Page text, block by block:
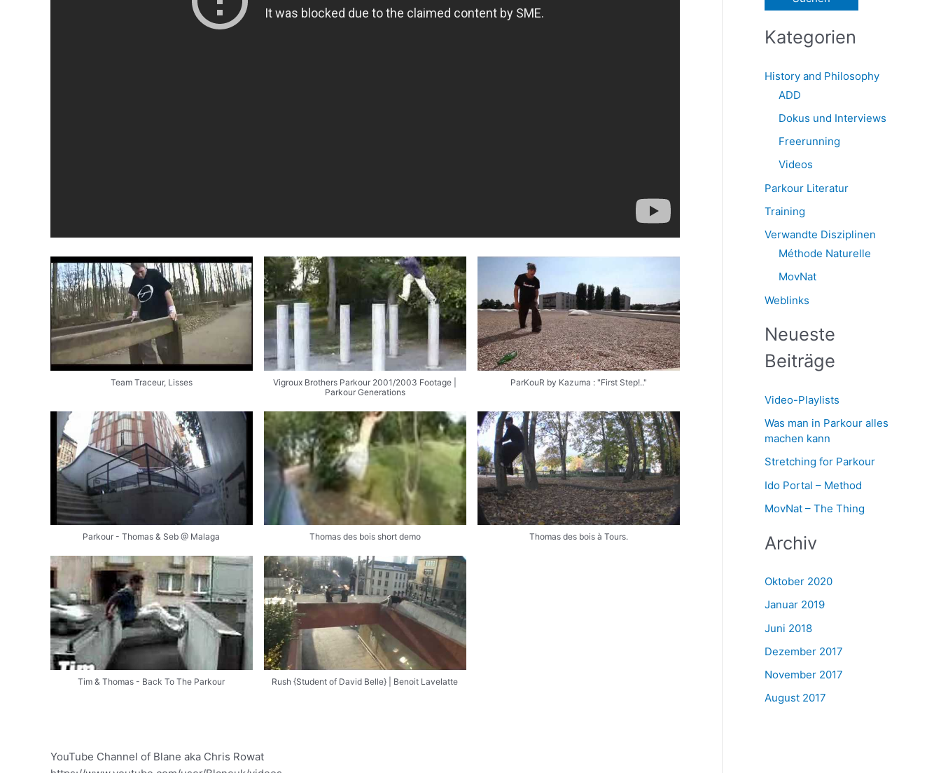
Team Traceur, Lisses
Vigroux Brothers Parkour 2001/2003 Footage |
Parkour Generations
ParKouR by Kazuma : "First Step!.."
Parkour - Thomas & Seb @ Malaga Thomas des bois short demo Thomas des bois à Tours.
Tim & Thomas - Back To The Parkour Rush {Student of David Belle} | Benoit Lavelatte
YouTube Channel of Blane aka Chris Rowat
Kategorien
History and Philosophy
ADD
Dokus und Interviews
Freerunning
Videos
Parkour Literatur
Training
Verwandte Disziplinen
Méthode Naturelle
MovNat
Weblinks
Neueste
Beiträge
Video-Playlists
Was man in Parkour alles
machen kann
Stretching for Parkour
Ido Portal – Method
MovNat – The Thing
Archiv
Oktober 2020
Januar 2019
Juni 2018
Dezember 2017
November 2017
August 2017